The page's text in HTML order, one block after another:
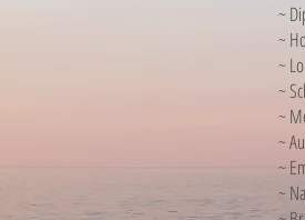
~
~
~
~
~
~
~
~